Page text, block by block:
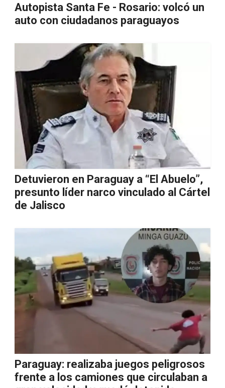
Autopista Santa Fe - Rosario: volcó un
auto con ciudadanos paraguayos
Detuvieron en Paraguay a “El Abuelo”,
presunto líder narco vinculado al Cártel
de Jalisco
Paraguay: realizaba juegos peligrosos
frente a los camiones que circulaban a